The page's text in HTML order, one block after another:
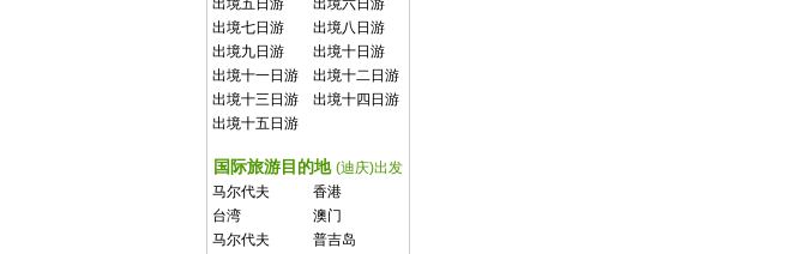
出境五日游
出境六日游
出境七日游
出境八日游
出境九日游
出境十日游
出境十一日游
出境十二日游
出境十三日游
出境十四日游
出境十五日游
国际旅游目的地 (迪庆)出发
马尔代夫
香港
台湾
澳门
马尔代夫
普吉岛